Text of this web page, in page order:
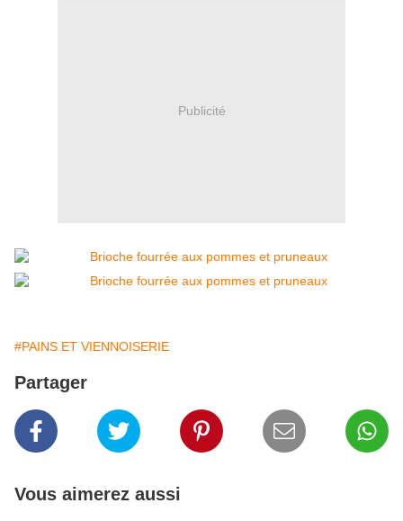
Publicité
#PAINS ET VIENNOISERIE
Partager
Vous aimerez aussi